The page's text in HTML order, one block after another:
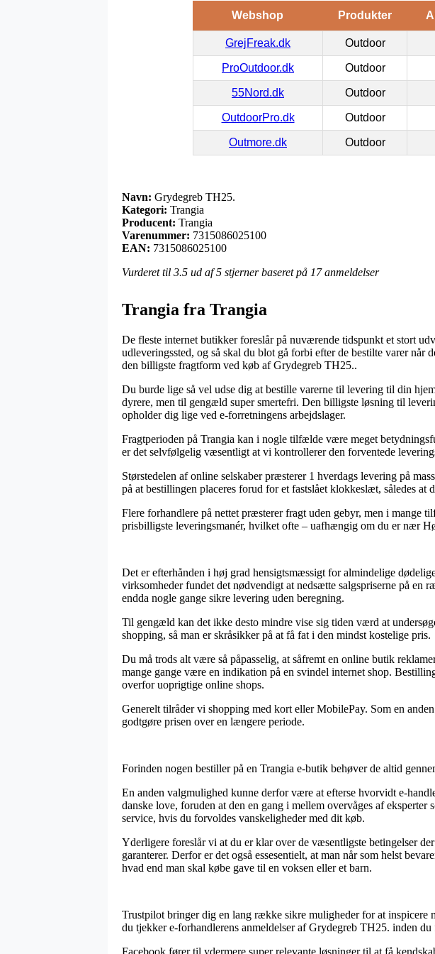
Webshop Produkter
GrejFreak.dk Outdoor
ProOutdoor.dk Outdoor
55Nord.dk Outdoor
OutdoorPro.dk Outdoor
Outmore.dk Outdoor
Navn: Grydegreb TH25.
Kategori: Trangia
Producent: Trangia
Varenummer: 7315086025100
EAN: 7315086025100
Vurderet til 3.5 ud af 5 stjerner baseret på 17anmeldelser
Trangia fra Trangia
De fleste internet butikker foreslår på nuværende tidspunkt et stort
udleveringssted, og så skal du blot gå forbi efter de bestilte varer
den billigste fragtform ved køb af Grydegreb TH25..
Du burde lige så vel udse dig at bestille varerne til levering til din
dyrere, men til gengæld super smertefri. Den billigste løsning til
opholder dig lige ved e-forretningens arbejdslager.
Fragtperioden på Trangia kan i nogle tilfælde være meget
er det selvfølgelig væsentligt at vi kontrollerer den forventede
Størstedelen af online selskaber præsterer 1 hverdags levering på
på at bestillingen placeres forud for et fastslået klokkeslæt, således at
Flere forhandlere på nettet præsterer fragt uden gebyr, men i
prisbilligste leveringsmanér, hvilket ofte – uafhængig om du er nær
Det er efterhånden i høj grad hensigtsmæssigt for almindelige
virksomheder fundet det nødvendigt at nedsætte salgspriserne på
endda nogle gange sikre levering uden beregning.
Til gengæld kan det ikke desto mindre vise sig tiden værd at
shopping, så man er skråsikker på at få fat i den mindst kostelige pris.
Du må trods alt være så påpasselig, at såfremt en online butik
mange gange være en indikation på en svindel internet shop.
overfor uoprigtige online shops.
Generelt tilråder vi shopping med kort eller MobilePay. Som en
godtgøre prisen over en længere periode.
Forinden nogen bestiller på en Trangia e-butik behøver de altid
En anden valgmulighed kunne derfor være at efterse hvorvidt e-
danske love, foruden at den en gang i mellem overvåges af
service, hvis du forvoldes vanskeligheder med dit køb.
Yderligere foreslår vi at du er klar over de væsentligste betingelser
garanterer. Derfor er det også essesentielt, at man når som helst
hvad end man skal købe gave til en voksen eller et barn.
Trustpilot bringer dig en lang række sikre muligheder for at
du tjekker e-forhandlerens anmeldelser af Grydegreb TH25. inden